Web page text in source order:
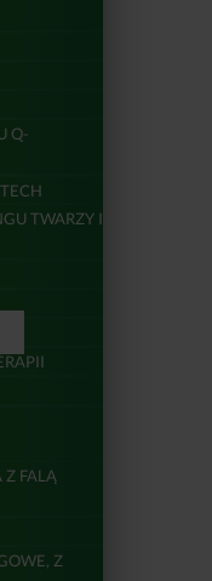
Q-
TWARZY I
Z FALĄ
Z